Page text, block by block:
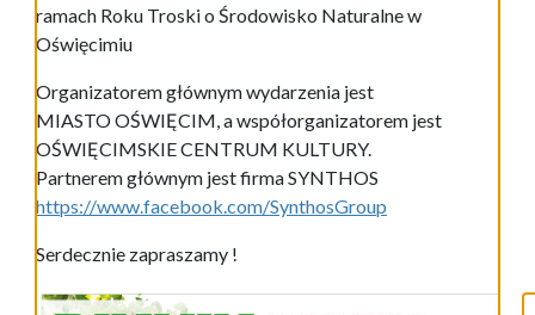
ramach Roku Troski o Środowisko Naturalne w
Oświęcimiu
Organizatorem głównym wydarzenia jest
MIASTO OŚWIĘCIM, a współorganizatorem jest
OŚWIĘCIMSKIE CENTRUM KULTURY.
Partnerem głównym jest firma SYNTHOS
https://www.facebook.com/SynthosGroup
Serdecznie zapraszamy !